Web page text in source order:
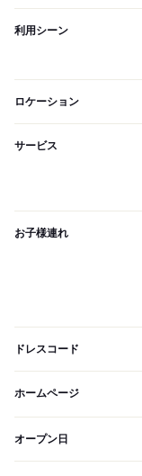
利用シーン
ロケーション
サービス
お子様連れ
ドレスコード
ホームページ
オープン日